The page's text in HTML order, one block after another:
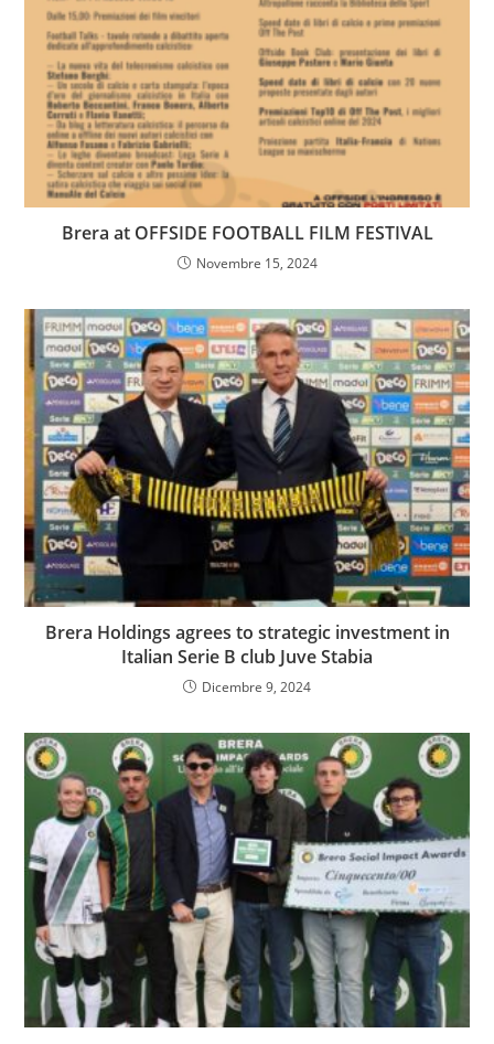
Brera at OFFSIDE FOOTBALL FILM FESTIVAL
Novembre 15, 2024
Brera Holdings agrees to strategic investment in
Italian Serie B club Juve Stabia
Dicembre 9, 2024